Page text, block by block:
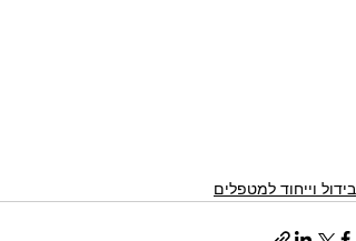
בידול וייחוד למטפלים